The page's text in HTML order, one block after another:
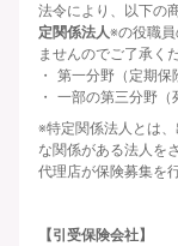
法令により、以下の
定関係法人※の役職
ませんのでご了承く
第一分野（定期保
一部の第三分野（
※特定関係法人とは
な関係がある法人を
代理店が保険募集を
【引受保険会社】